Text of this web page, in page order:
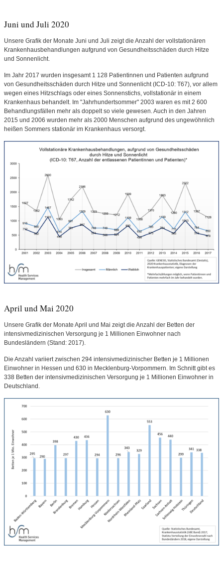
Juni und Juli 2020
Unsere Grafik der Monate Juni und Juli zeigt die Anzahl der vollstationären
Krankenhausbehandlungen aufgrund von Gesundheitsschäden durch Hitze
und Sonnenlicht.
Im Jahr 2017 wurden insgesamt 1 128 Patientinnen und Patienten aufgrund
von Gesundheitsschäden durch Hitze und Sonnenlicht (ICD-10: T67), vor allem
wegen eines Hitzschlags oder eines Sonnenstichs, vollstationär in einem
Krankenhaus behandelt. Im "Jahrhundertsommer" 2003 waren es mit 2 600
Behandlungsfällen mehr als doppelt so viele gewesen. Auch in den Jahren
2015 und 2006 wurden mehr als 2000 Menschen aufgrund des ungewöhnlich
heißen Sommers stationär im Krankenhaus versorgt.
April und Mai 2020
Unsere Grafik der Monate April und Mai zeigt die Anzahl der Betten der
intensivmedizinischen Versorgung je 1 Millionen Einwohner nach
Bundesländern (Stand: 2017).
Die Anzahl variiert zwischen 294 intensivmedizinischer Betten je 1 Millionen
Einwohner in Hessen und 630 in Mecklenburg-Vorpommern. Im Schnitt gibt es
338 Betten der intensivmedizinischen Versorgung je 1 Millionen Einwohner in
Deutschland.